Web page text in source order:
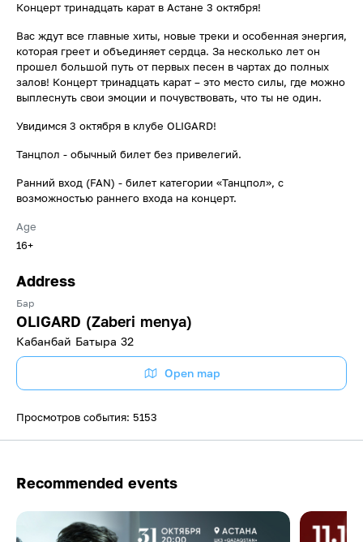
Концерт тринадцать карат в Астане 3 октября!
Вас ждут все главные хиты, новые треки и особенная энергия,
которая греет и объединяет сердца. За несколько лет он
прошел большой путь от первых песен в чартах до полных
залов! Концерт тринадцать карат – это место силы, где можно
выплеснуть свои эмоции и почувствовать, что ты не один.
Увидимся 3 октября в клубе OLIGARD!
Танцпол - обычный билет без привелегий.
Ранний вход (FAN) - билет категории «Танцпол», с
возможностью раннего входа на концерт.
Age
16+
Address
Бар
OLIGARD (Zaberi menya)
Кабанбай Батыра 32
Open map
Просмотров события: 5153
Recommended events